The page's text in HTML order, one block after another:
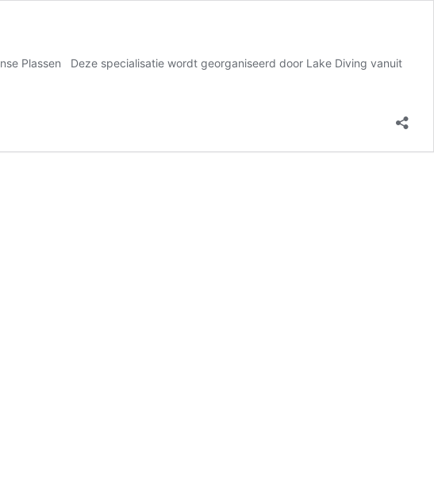
Plassen Deze specialisatie wordt georganiseerd door Lake Diving vanuit